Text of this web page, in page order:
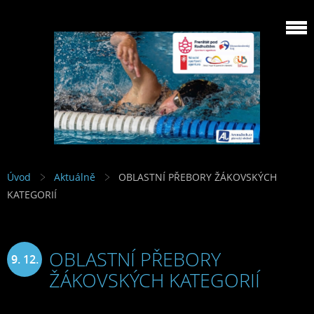
Úvod Aktuálně
OBLASTNÍ PŘEBORY ŽÁKOVSKÝCH
KATEGORIÍ
9. 12.
OBLASTNÍ PŘEBORY
ŽÁKOVSKÝCH KATEGORIÍ